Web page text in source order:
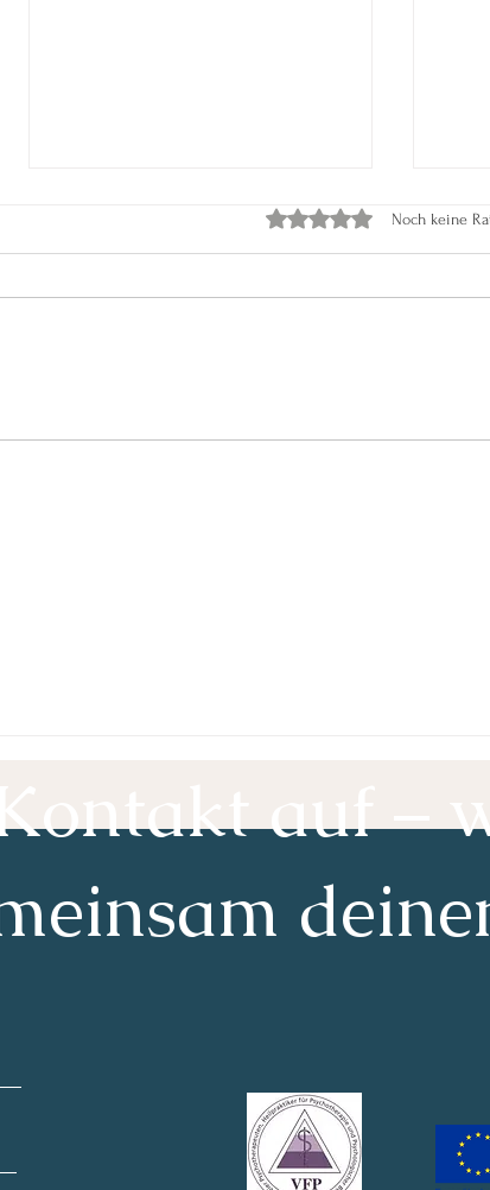
Mit 0 von 5 Sternen
Noch keine
auf –